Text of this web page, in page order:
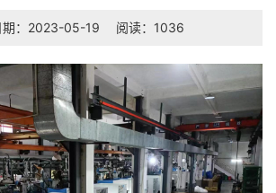
期：2023-05-19 阅读：1036